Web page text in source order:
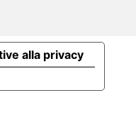
alla privacy